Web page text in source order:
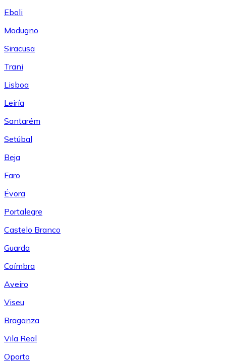
Eboli
Modugno
Siracusa
Trani
Lisboa
Leiría
Santarém
Setúbal
Beja
Faro
Évora
Portalegre
Castelo Branco
Guarda
Coímbra
Aveiro
Viseu
Braganza
Vila Real
Oporto